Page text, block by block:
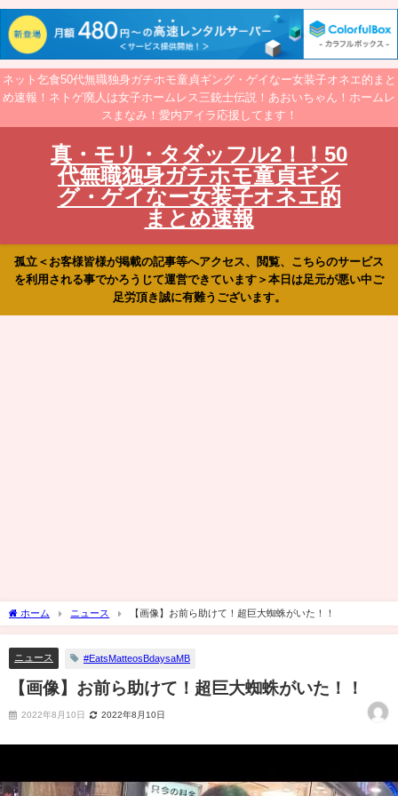
ネット乞食50代無職独身ガチホモ童貞ギング・ゲイなー女装子オネエ的まと
め速報！ネトゲ廃人は女子ホームレス三銃士伝説！あおいちゃん！ホームレ
スまなみ！愛内アイラ応援してます！
真・モリ・タダッフル2！！50
代無職独身ガチホモ童貞ギン
グ・ゲイなー女装子オネエ的
まとめ速報
孤立＜お客様皆様が掲載の記事等へアクセス、閲覧、こちらのサービス
を利用される事でかろうじて運営できています＞本日は足元が悪い中ご
足労頂き誠に有難うございます。
ホーム ニュース 【画像】お前ら助けて！超巨大蜘蛛がいた！！
ニュース #EatsMatteosBdaysaMB
【画像】お前ら助けて！超巨大蜘蛛がいた！！
2022年8月10日 2022年8月10日